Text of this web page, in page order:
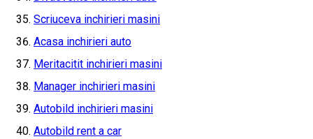
Scriuceva inchirieri masini
Acasa inchirieri auto
Meritacitit inchirieri masini
Manager inchirieri masini
Autobild inchirieri masini
Autobild rent a car